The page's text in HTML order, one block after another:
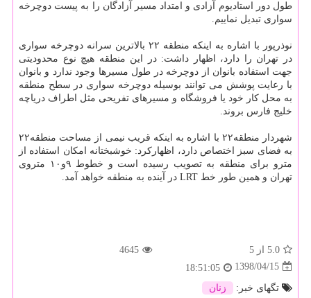
طول دور استادیوم آزادی و امتداد مسیر آزادگان را به پیست دوچرخه
سواری تبدیل نماییم.
نوذرپور با اشاره به اینكه منطقه ۲۲ بالاترین سرانه دوچرخه سواری
در تهران را دارد، اظهار داشت: در این منطقه هیچ نوع محدودیتی
جهت استفاده بانوان از دوچرخه در طول مسیرها وجود ندارد و بانوان
با رعایت پوشش می توانند بوسیله دوچرخه سواری در سطح منطقه
به محل كار خود یا فروشگاه و مسیرهای تفریحی مثل اطراف دریاچه
خلیج فارس بروند.
شهردار منطقه۲۲ با اشاره به اینكه قریب نیمی از مساحت منطقه۲۲
به فضای سبز اختصاص دارد، اظهاركرد: خوشبختانه امكان استفاده از
مترو برای منطقه به تصویب رسیده است و خطوط ۹و۱۰ متروی
تهران و همین طور خط LRT در آینده به منطقه خواهد آمد.
5.0 از 5
4645
1398/04/15
18:51:05
تگهای خبر:
زنان